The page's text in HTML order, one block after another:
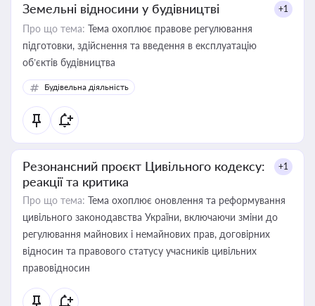
Земельні відносини у будівництві +1
Про що тема: Тема охоплює правове регулювання
підготовки, здійснення та введення в експлуатацію
об’єктів будівництва
Будівельна діяльність
Резонансний проєкт Цивільного кодексу:
реакції та критика
+1
Про що тема: Тема охоплює оновлення та реформування
цивільного законодавства України, включаючи зміни до
регулювання майнових і немайнових прав, договірних
відносин та правового статусу учасників цивільних
правовідносин